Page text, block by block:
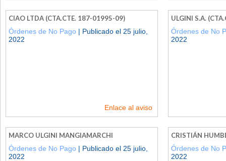
CIAO LTDA (CTA.CTE. 187-01995-09)
Órdenes de No Pago | Publicado el 25 julio,
2022
Enlace al aviso
ULGINI S.A.
Órdenes de No
2022
MARCO ULGINI MANGIAMARCHI
Órdenes de No Pago | Publicado el 25 julio,
2022
CRISTIÁN
Órdenes de No
2022